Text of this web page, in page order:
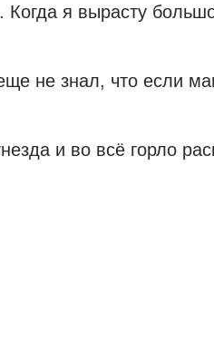
Когда я вырасту
не знал, что если
и во всё горло